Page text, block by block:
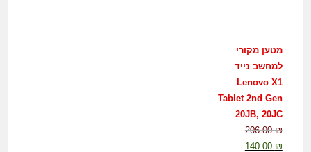
מטען מקורי
למחשב נייד
Lenovo X1
Tablet 2nd Gen
20JB, 20JC
206.00₪
140.00 ₪